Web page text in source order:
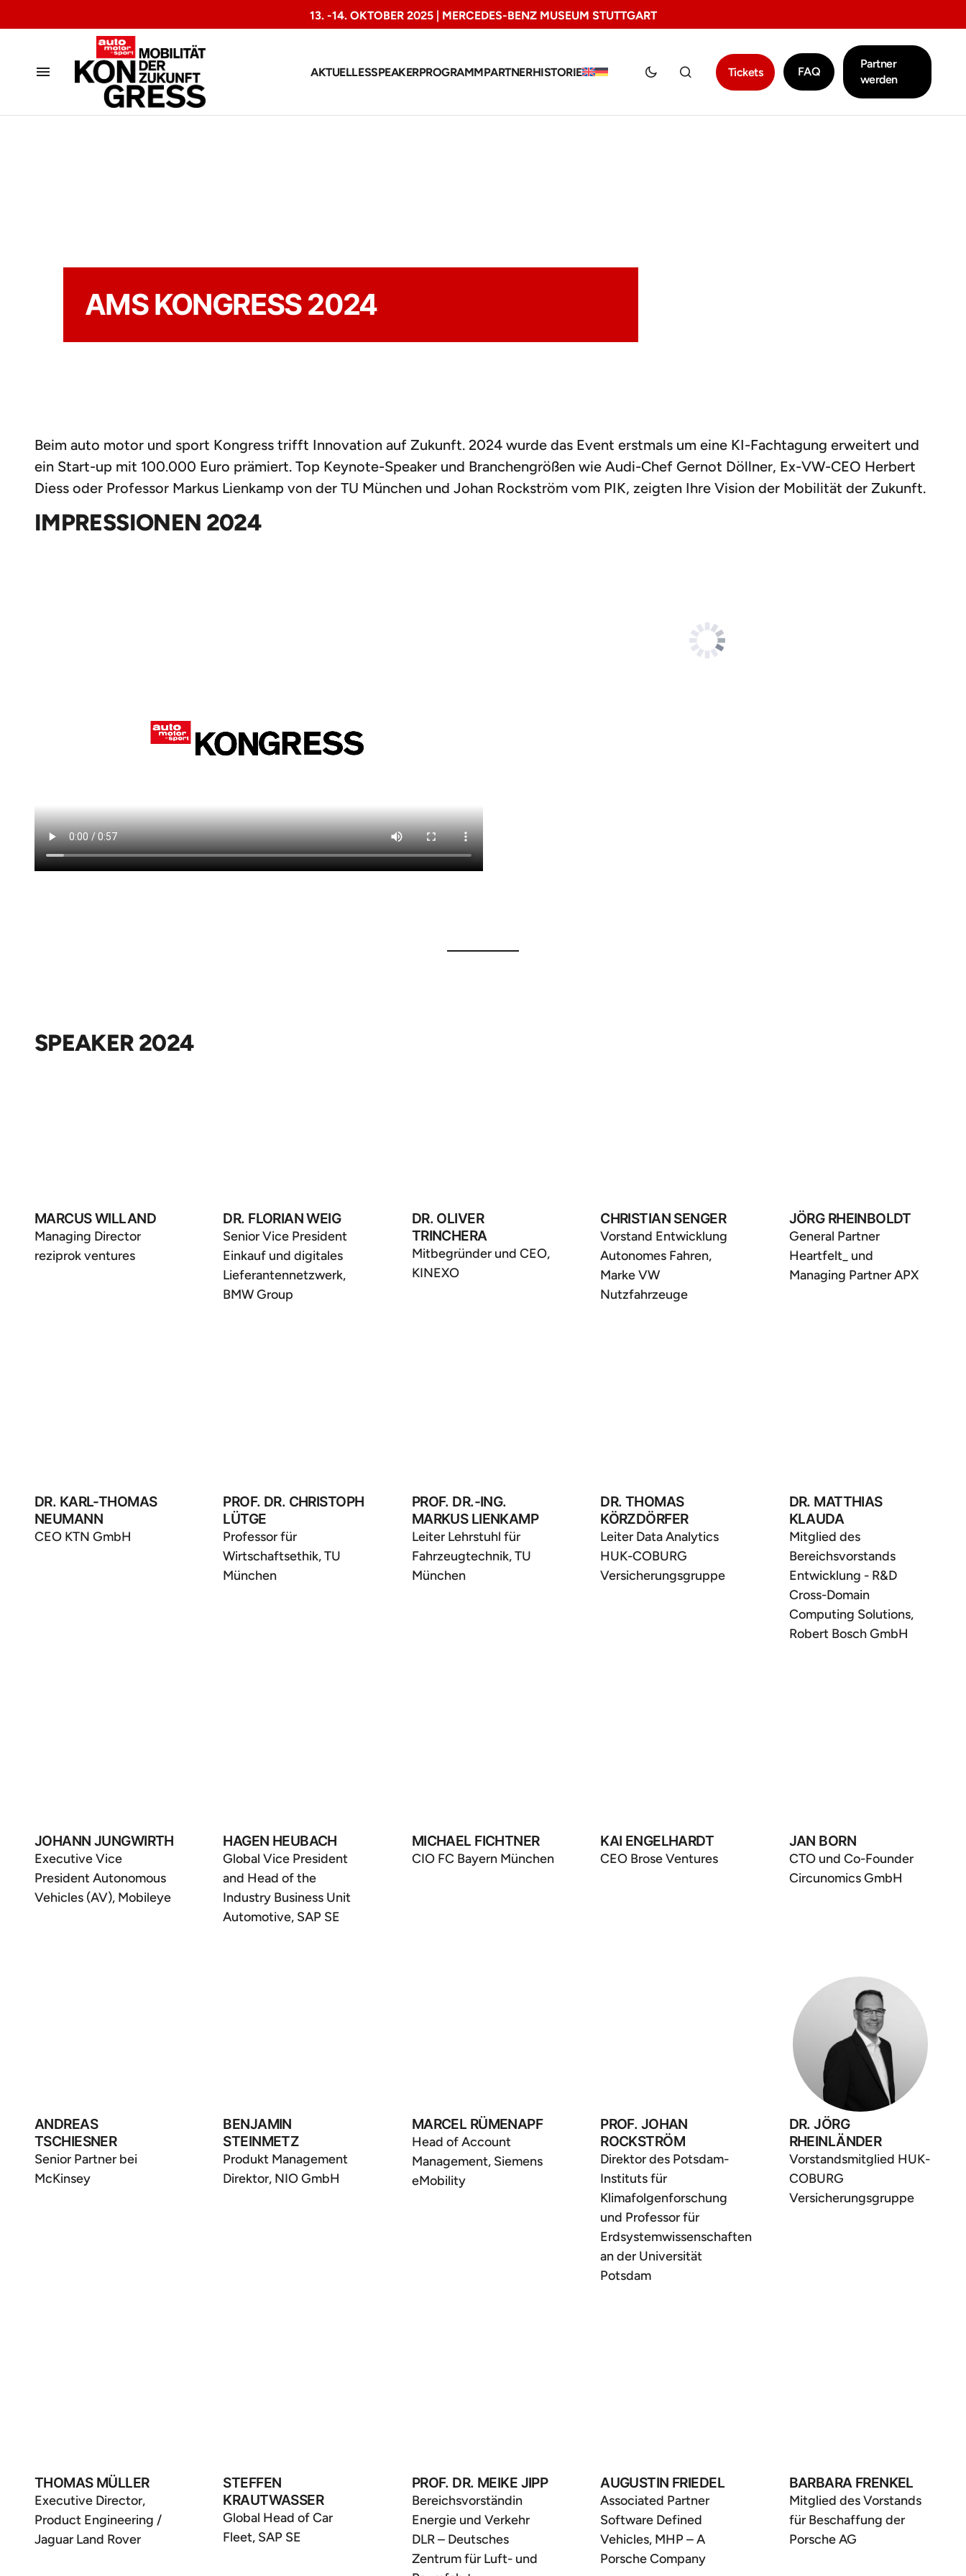
13. -14. OKTOBER 2025 | MERCEDES-BENZ MUSEUM STUTTGART
AKTUELLESSPEAKERPROGRAMMPARTNERHISTORIE Tickets FAQ
Partner
werden
AMS KONGRESS 2024
Beim auto motor und sport Kongress trifft Innovation auf Zukunft. 2024 wurde das Event erstmals um eine KI-Fachtagung erweitert und
ein Start-up mit 100.000 Euro prämiert. Top Keynote-Speaker und Branchengrößen wie Audi-Chef Gernot Döllner, Ex-VW-CEO Herbert
Diess oder Professor Markus Lienkamp von der TU München und Johan Rockström vom PIK, zeigten Ihre Vision der Mobilität der Zukunft.
IMPRESSIONEN 2024
SPEAKER 2024
MARCUS WILLAND
Managing Director
reziprok ventures
DR. FLORIAN WEIG
Senior Vice President
Einkauf und digitales
Lieferantennetzwerk,
BMW Group
DR. OLIVER
TRINCHERA
Mitbegründer und CEO,
KINEXO
CHRISTIAN SENGER
Vorstand Entwicklung
Autonomes Fahren,
Marke VW
Nutzfahrzeuge
JÖRG RHEINBOLDT
General Partner
Heartfelt_ und
Managing Partner APX
DR. KARL-THOMAS
NEUMANN
CEO KTN GmbH
PROF. DR. CHRISTOPH
LÜTGE
Professor für
Wirtschaftsethik, TU
München
PROF. DR.-ING.
MARKUS LIENKAMP
Leiter Lehrstuhl für
Fahrzeugtechnik, TU
München
DR. THOMAS
KÖRZDÖRFER
Leiter Data Analytics
HUK-COBURG
Versicherungsgruppe
DR. MATTHIAS
KLAUDA
Mitglied des
Bereichsvorstands
Entwicklung - R&D
Cross-Domain
Computing Solutions,
Robert Bosch GmbH
JOHANN JUNGWIRTH
Executive Vice
President Autonomous
Vehicles (AV), Mobileye
HAGEN HEUBACH
Global Vice President
and Head of the
Industry Business Unit
Automotive, SAP SE
MICHAEL FICHTNER
CIO FC Bayern München
KAI ENGELHARDT
CEO Brose Ventures
JAN BORN
CTO und Co-Founder
Circunomics GmbH
ANDREAS
TSCHIESNER
Senior Partner bei
McKinsey
BENJAMIN
STEINMETZ
Produkt Management
Direktor, NIO GmbH
MARCEL RÜMENAPF
Head of Account
Management, Siemens
eMobility
PROF. JOHAN
ROCKSTRÖM
Direktor des Potsdam-
Instituts für
Klimafolgenforschung
und Professor für
Erdsystemwissenschaften
an der Universität
Potsdam
DR. JÖRG
RHEINLÄNDER
Vorstandsmitglied HUK-
COBURG
Versicherungsgruppe
THOMAS MÜLLER
Executive Director,
Product Engineering /
Jaguar Land Rover
STEFFEN
KRAUTWASSER
Global Head of Car
Fleet, SAP SE
PROF. DR. MEIKE JIPP
Bereichsvorständin
Energie und Verkehr
DLR – Deutsches
Zentrum für Luft- und
AUGUSTIN FRIEDEL
Associated Partner
Software Defined
Vehicles, MHP – A
Porsche Company
BARBARA FRENKEL
Mitglied des Vorstands
für Beschaffung der
Porsche AG